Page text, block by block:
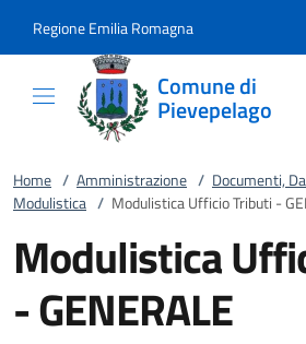
Regione Emilia Romagna
Comune di
Pievepelago
Home / Amministrazione / Documenti,
Modulistica / Modulistica Ufficio Tributi -
Modulistica
- GENERALE